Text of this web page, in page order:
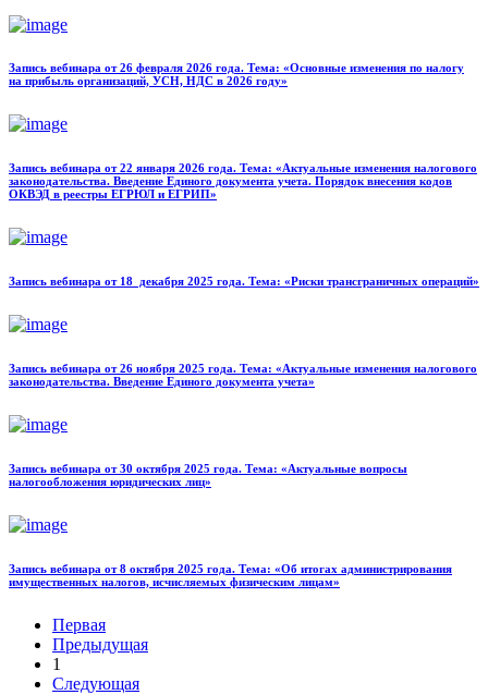
Запись вебинара от 26 февраля 2026 года. Тема: «Основные изменения по налогу
на прибыль организаций, УСН, НДС в 2026 году»
Запись вебинара от 22 января 2026 года. Тема: «Актуальные изменения налогового
законодательства. Введение Единого документа учета. Порядок внесения кодов
ОКВЭД в реестры ЕГРЮЛ и ЕГРИП»
Запись вебинара от 18 декабря 2025 года. Тема: «Риски трансграничных операций»
Запись вебинара от 26 ноября 2025 года. Тема: «Актуальные изменения налогового
законодательства. Введение Единого документа учета»
Запись вебинара от 30 октября 2025 года. Тема: «Актуальные вопросы
налогообложения юридических лиц»
Запись вебинара от 8 октября 2025 года. Тема: «Об итогах администрирования
имущественных налогов, исчисляемых физическим лицам»
Первая
Предыдущая
1
Следующая